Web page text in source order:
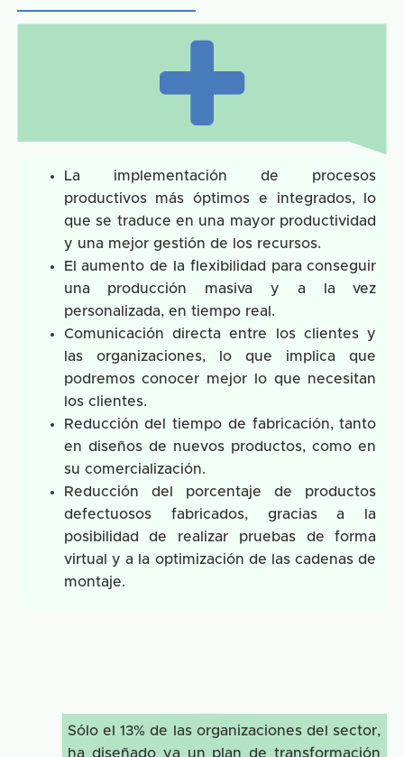
La implementación de procesos
productivos más óptimos e integrados, lo
que se traduce en una mayor productividad
y una mejor gestión de los recursos.
El aumento de la flexibilidad para conseguir
una producción masiva y a la vez
personalizada, en tiempo real.
Comunicación directa entre los clientes y
las organizaciones, lo que implica que
podremos conocer mejor lo que necesitan
los clientes.
Reducción del tiempo de fabricación, tanto
en diseños de nuevos productos, como en
su comercialización.
Reducción del porcentaje de productos
defectuosos fabricados, gracias a la
posibilidad de realizar pruebas de forma
virtual y a la optimización de las cadenas de
montaje.
Sólo el 13% de las organizaciones del sector,
ha diseñado ya un plan de transformación